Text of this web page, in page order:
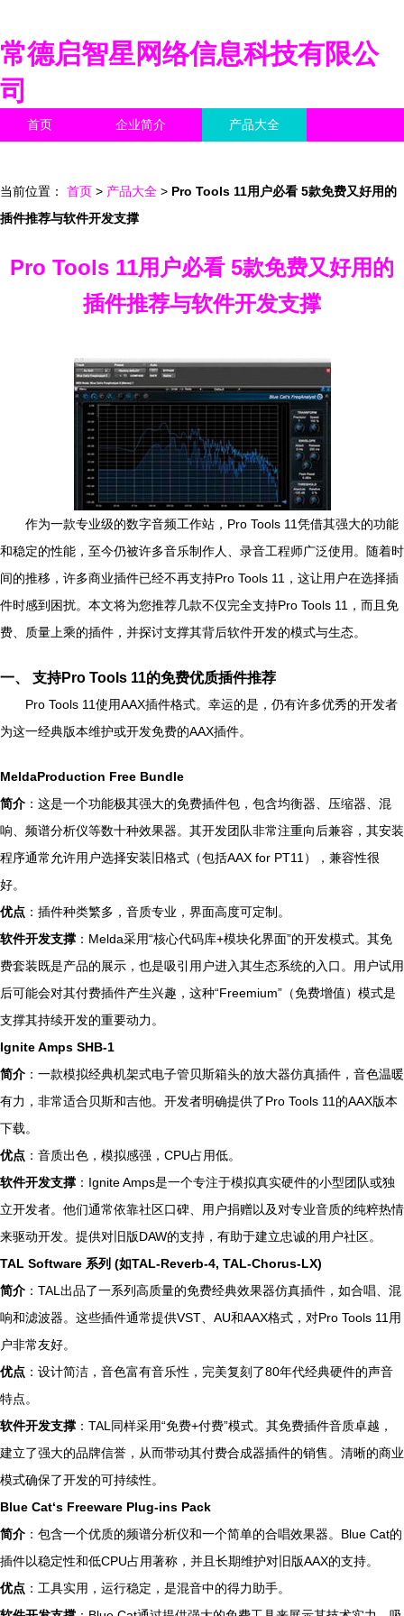
常德启智星网络信息科技有限公
司
首页 企业简介 产品大全
当前位置： 首页 > 产品大全 > Pro Tools 11用户必看 5款免费又好用的
插件推荐与软件开发支撑
Pro Tools 11用户必看 5款免费又好用的
插件推荐与软件开发支撑
作为一款专业级的数字音频工作站，Pro Tools 11凭借其强大的功能
和稳定的性能，至今仍被许多音乐制作人、录音工程师广泛使用。随着时
间的推移，许多商业插件已经不再支持Pro Tools 11，这让用户在选择插
件时感到困扰。本文将为您推荐几款不仅完全支持Pro Tools 11，而且免
费、质量上乘的插件，并探讨支撑其背后软件开发的模式与生态。
一、 支持Pro Tools 11的免费优质插件推荐
Pro Tools 11使用AAX插件格式。幸运的是，仍有许多优秀的开发者
为这一经典版本维护或开发免费的AAX插件。
MeldaProduction Free Bundle
简介 ：这是一个功能极其强大的免费插件包，包含均衡器、压缩器、混
响、频谱分析仪等数十种效果器。其开发团队非常注重向后兼容，其安装
程序通常允许用户选择安装旧格式（包括AAX for PT11），兼容性很
好。
优点 ：插件种类繁多，音质专业，界面高度可定制。
软件开发支撑 ：Melda采用“核心代码库+模块化界面”的开发模式。其免
费套装既是产品的展示，也是吸引用户进入其生态系统的入口。用户试用
后可能会对其付费插件产生兴趣，这种“Freemium”（免费增值）模式是
支撑其持续开发的重要动力。
Ignite Amps SHB-1
简介 ：一款模拟经典机架式电子管贝斯箱头的放大器仿真插件，音色温暖
有力，非常适合贝斯和吉他。开发者明确提供了Pro Tools 11的AAX版本
下载。
优点 ：音质出色，模拟感强，CPU占用低。
软件开发支撑 ：Ignite Amps是一个专注于模拟真实硬件的小型团队或独
立开发者。他们通常依靠社区口碑、用户捐赠以及对专业音质的纯粹热情
来驱动开发。提供对旧版DAW的支持，有助于建立忠诚的用户社区。
TAL Software 系列 (如TAL-Reverb-4, TAL-Chorus-LX)
简介 ：TAL出品了一系列高质量的免费经典效果器仿真插件，如合唱、混
响和滤波器。这些插件通常提供VST、AU和AAX格式，对Pro Tools 11用
户非常友好。
优点 ：设计简洁，音色富有音乐性，完美复刻了80年代经典硬件的声音
特点。
软件开发支撑 ：TAL同样采用“免费+付费”模式。其免费插件音质卓越，
建立了强大的品牌信誉，从而带动其付费合成器插件的销售。清晰的商业
模式确保了开发的可持续性。
Blue Cat‘s Freeware Plug-ins Pack
简介 ：包含一个优质的频谱分析仪和一个简单的合唱效果器。Blue Cat的
插件以稳定性和低CPU占用著称，并且长期维护对旧版AAX的支持。
优点 ：工具实用，运行稳定，是混音中的得力助手。